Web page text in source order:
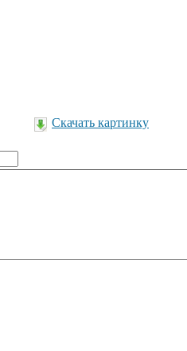
Скачать картинку